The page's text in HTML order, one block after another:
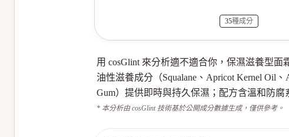
35種成分
用 cosGlint 來分析適不適合你，保濕滋養型
油性滋養成分（Squalane、Apricot Kernel Oil
Gum）提供即時與持久保濕；配方含溫和防腐
* 本分析由 cosGlint 技術基於公開成分數據生成，僅供參考。